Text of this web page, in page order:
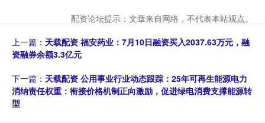
配资论坛提示：文章来自网络，不代表本站观点。
上一篇： 天载配资 福安药业：7月10日融资买入2037.63万元，融
资融券余额3.3亿元
下一篇： 天载配资 公用事业行业动态跟踪：25年可再生能源电力
消纳责任权重：衔接价格机制正向激励，促进绿电消费支撑能源转
型